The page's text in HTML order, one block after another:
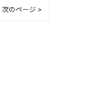
次のページ >